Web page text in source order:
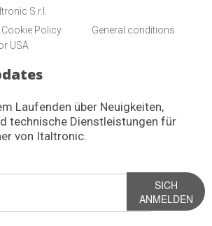
S.r.l.
Cookie Policy
General conditions
USA
Laufenden über Neuigkeiten,
technische Dienstleistungen für
von Italtronic.
SICH
ANMELDEN